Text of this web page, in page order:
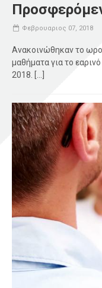
Φεβρουαριος 07, 2018
Ανακοινώθηκαν το
μαθήματα για το
2018. [...]